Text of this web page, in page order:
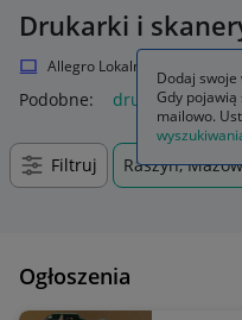
Drukarki i
Allegro Lokalnie
Podobne: drukarka i
Filtruj Raszyn,
Ogłoszenia
Dodaj swoje
Gdy pojawią
mailowo.